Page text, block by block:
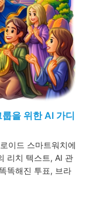
을 위한 AI 가디
이드 스마트워치에
리치 텍스트, AI 관
똑해진 투표, 브라